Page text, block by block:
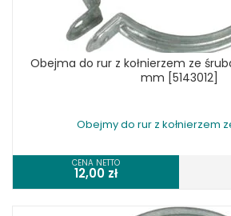
Obejma do rur z kołnierzem ze
mm [5143012]
Obejmy do rur z kołnierzem
CENA NETTO
12,00 zł